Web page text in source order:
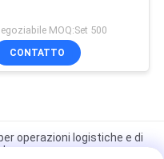
MOQ:Set 500
CONTATTO
operazioni logistiche e di